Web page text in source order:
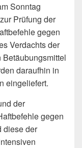
Sonntag
Prüfung der
gegen
Verdachts der
daraufhin in
eingeliefert.
der
gegen
diese der